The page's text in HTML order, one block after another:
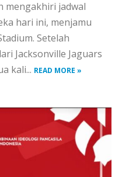
mengakhiri jadwal
hari ini, menjamu
Setelah
Jacksonville Jaguars
kali... READ MORE »